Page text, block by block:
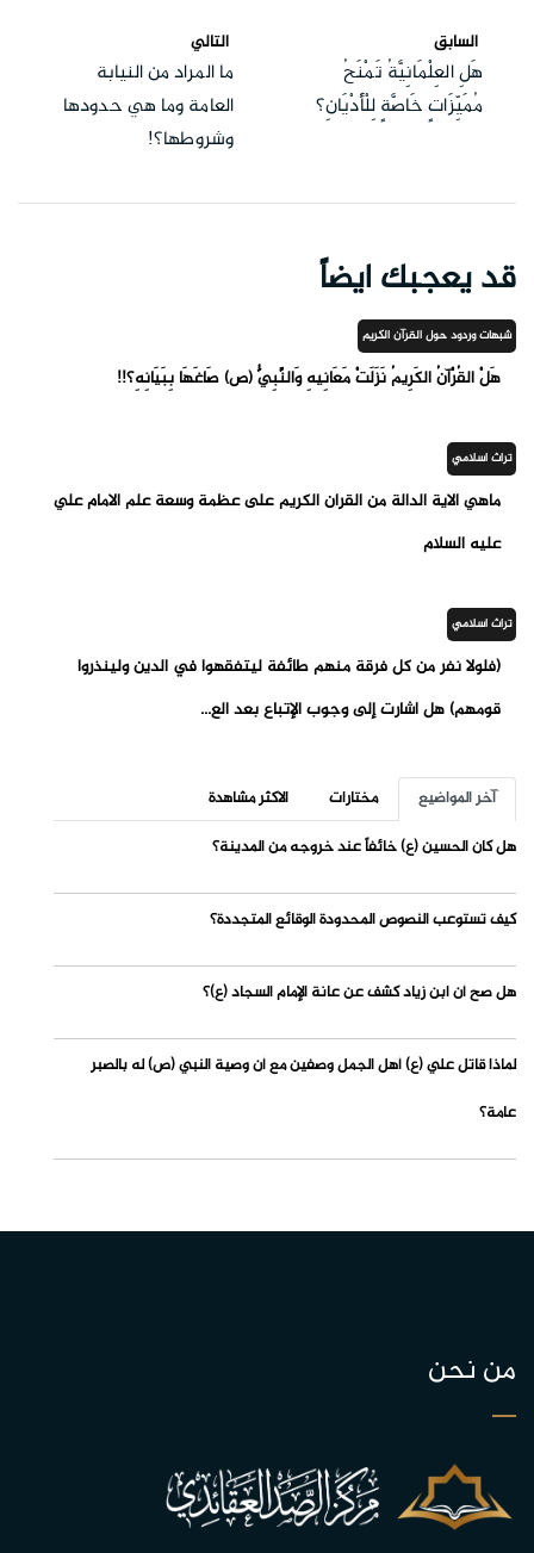
السابق
هَلِ العِلْمَانِيَّةُ تَمْنَحُ
مُمَيِّزَاتٍ خَاصَّةٍ لِلْأَدْيَانِ؟
التالي
ما المراد من النيابة
العامة وما هي حدودها
وشروطها؟!
قد يعجبك ايضاً
شبهات وردود حول القرآن الكريم
هَلْ القُرْآنُ الكَرِيمُ نَزَلَتْ مَعَانِيهِ وَالنَّبِيُّ (ص) صَاغَهَا بِبَيَانِهِ؟!!
تراث اسلامي
ماهي الاية الدالة من القران الكريم على عظمة وسعة علم الامام علي
عليه السلام
تراث اسلامي
(فلولا نفر من كل فرقة منهم طائفة ليتفقهوا في الدين ولينذروا
قومهم) هل أشارت إلى وجوب الإتباع بعد الع...
آخر المواضيع مختارات
الاكثر مشاهدة
هل كان الحسين (ع) خائفاً عند خروجه من المدينة؟
كيف تستوعب النصوص المحدودة الوقائع المتجددة؟
هل صح أن ابن زياد كشف عن عانة الإمام السجاد (ع)؟
لماذا قاتل علي (ع) أهل الجمل وصفين مع أن وصية النبي (ص) له بالصبر
عامة؟
من نحن